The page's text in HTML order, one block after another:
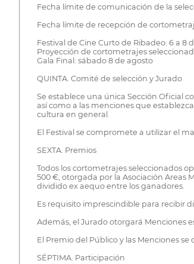
Fecha límite de comunicación de la
Fecha límite de recepción de
Festival de Cine Curto de Ribadeo: 6 a 8
Proyección de cortometrajes
Gala Final: sábado 8 de agosto
QUINTA. Comité de selección y Jurado
Se establece una única Sección Oficial
así como a las menciones que
cultura en general.
El Festival se compromete a utilizar el
SEXTA. Premios
Todos los cortometrajes seleccionados
500 €, otorgada por la Asociación Areas
dividido ex aequo entre los ganadores.
Es requisito imprescindible para recibir
Además, el Jurado otorgará Menciones
El Premio del Público y las Menciones
SÉPTIMA. Participación